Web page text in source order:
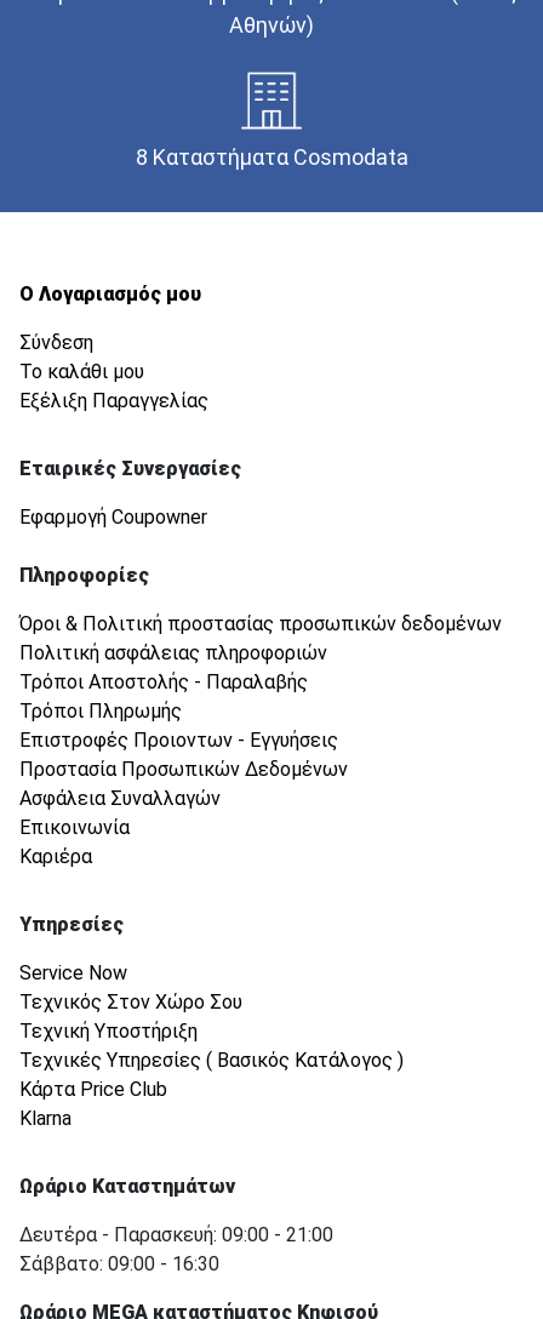
Αθηνών)
8 Καταστήματα Cosmodata
Ο Λογαριασμός μου
Σύνδεση
Το καλάθι μου
Εξέλιξη Παραγγελίας
Εταιρικές Συνεργασίες
Εφαρμογή Coupowner
Πληροφορίες
Όροι & Πολιτική προστασίας προσωπικών δεδομένων
Πολιτική ασφάλειας πληροφοριών
Τρόποι Αποστολής - Παραλαβής
Τρόποι Πληρωμής
Επιστροφές Προιοντων - Εγγυήσεις
Προστασία Προσωπικών Δεδομένων
Ασφάλεια Συναλλαγών
Επικοινωνία
Καριέρα
Υπηρεσίες
Service Now
Τεχνικός Στον Χώρο Σου
Τεχνική Υποστήριξη
Τεχνικές Υπηρεσίες ( Βασικός Κατάλογος )
Κάρτα Price Club
Klarna
Ωράριο Καταστημάτων
Δευτέρα - Παρασκευή: 09:00 - 21:00
Σάββατο: 09:00 - 16:30
Ωράριο MEGA καταστήματος Κηφισού